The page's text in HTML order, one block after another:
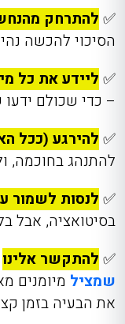
✅ להתרחק
הסיכוי להכשה
✅ ליידע את כל
– כדי שכולם
✅ להירגע (ככל
להתנהג בחוכמה,
✅ לנסות לשמור
בסיטואציה, אבל
✅ להתקשר אלינו
שמציל מיומנים
את הבעיה בזמן